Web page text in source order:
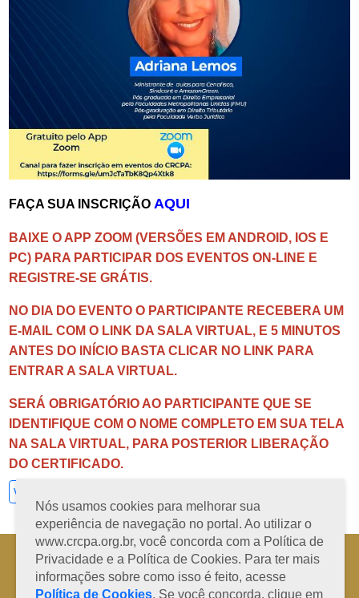
FAÇA SUA INSCRIÇÃO AQUI
BAIXE O APP ZOOM (VERSÕES EM ANDROID, IOS E
PC) PARA PARTICIPAR DOS EVENTOS ON-LINE E
REGISTRE-SE GRÁTIS.
NO DIA DO EVENTO O PARTICIPANTE RECEBERA UM
E-MAIL COM O LINK DA SALA VIRTUAL, E 5 MINUTOS
ANTES DO INÍCIO BASTA CLICAR NO LINK PARA
ENTRAR A SALA VIRTUAL.
SERÁ OBRIGATÓRIO AO PARTICIPANTE QUE SE
IDENTIFIQUE COM O NOME COMPLETO EM SUA TELA
NA SALA VIRTUAL, PARA POSTERIOR LIBERAÇÃO
DO CERTIFICADO.
Ver todos
Nós usamos cookies para melhorar sua
experiência de navegação no portal. Ao utilizar o
www.crcpa.org.br, você concorda com a Política de
Privacidade e a Política de Cookies. Para ter mais
informações sobre como isso é feito, acesse
Política de Cookies. Se você concorda, clique em
Horário de Atendimento: 08h às 12h e 13h às 17h de segunda à sexta-
feira
Fone: +55 91 3202-4150 | E-mail: protocolo@crcpa.org.br